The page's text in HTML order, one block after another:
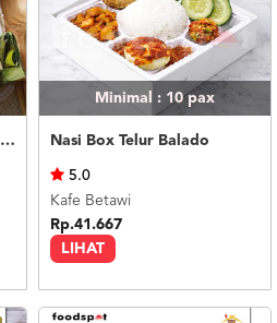
Nasi Bakar Ayam Cabe Ijo + Telor Balado
Minimal : 10pax
Nasi Box Telur Balado
LIHAT
5.0
Kafe Betawi
Rp.41.667